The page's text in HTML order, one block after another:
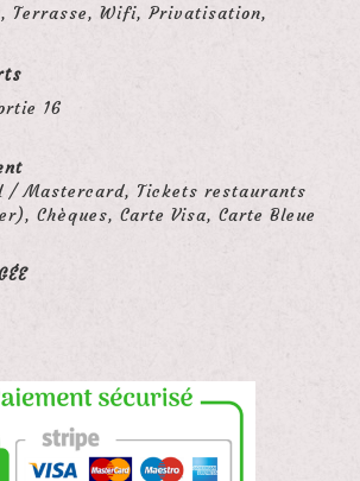
Terrasse, Wifi, Privatisation,
16
/ Mastercard, Tickets restaurants
Chèques, Carte Visa, Carte Bleue